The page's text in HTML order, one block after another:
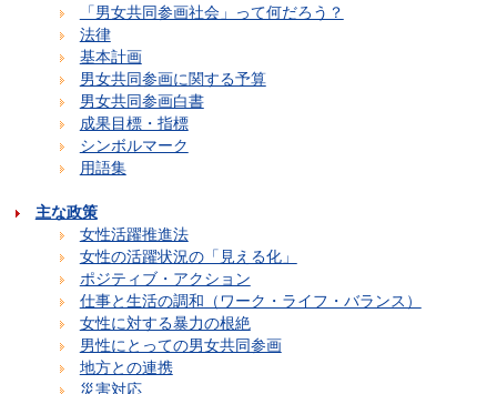
「男女共同参画社会」って何だろう？
法律
基本計画
男女共同参画に関する予算
男女共同参画白書
成果目標・指標
シンボルマーク
用語集
主な政策
女性活躍推進法
女性の活躍状況の「見える化」
ポジティブ・アクション
仕事と生活の調和（ワーク・ライフ・バランス）
女性に対する暴力の根絶
男性にとっての男女共同参画
地方との連携
災害対応